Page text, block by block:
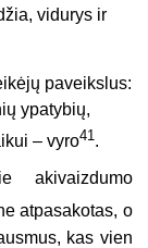
vidurys ir
paveikslus:
ypatybių,
– vyro41 .
akivaizdumo
atpasakotas, o
kas vien